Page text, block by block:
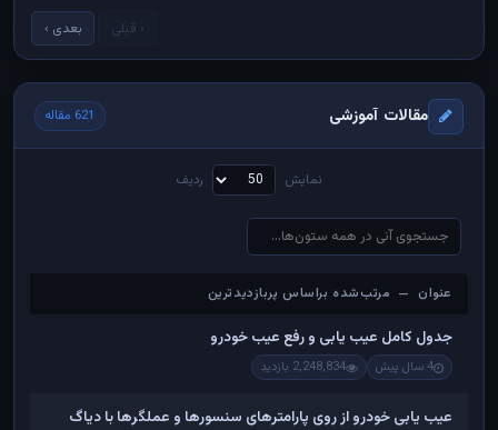
‹ قبلی بعدی ›
مقالات آموزشی 621 مقاله
نمایش ردیف
عنوان — مرتب‌شده براساس پربازدیدترین
عنوان — مرتب‌شده براساس پربازدیدترین
جدول کامل عیب یابی و رفع عیب خودرو
4 سال پیش 2,248,834 بازدید
عیب یابی خودرو از روی پارامترهای سنسورها و عملگرها با دیاگ